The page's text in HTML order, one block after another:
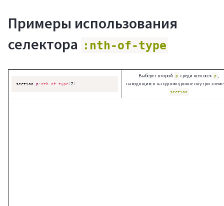
Примеры использования
селектора
:nth-of-type
section p : nth-of-type( 2 )
Выберет второй p среди всех всех p ,
находящихся на одном уровне внутри
section